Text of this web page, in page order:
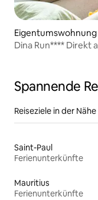
Dina Run**** Direkt
Spannende
Reiseziele in der Nähe
Saint-Paul
Ferienunterkünfte
Mauritius
Ferienunterkünfte